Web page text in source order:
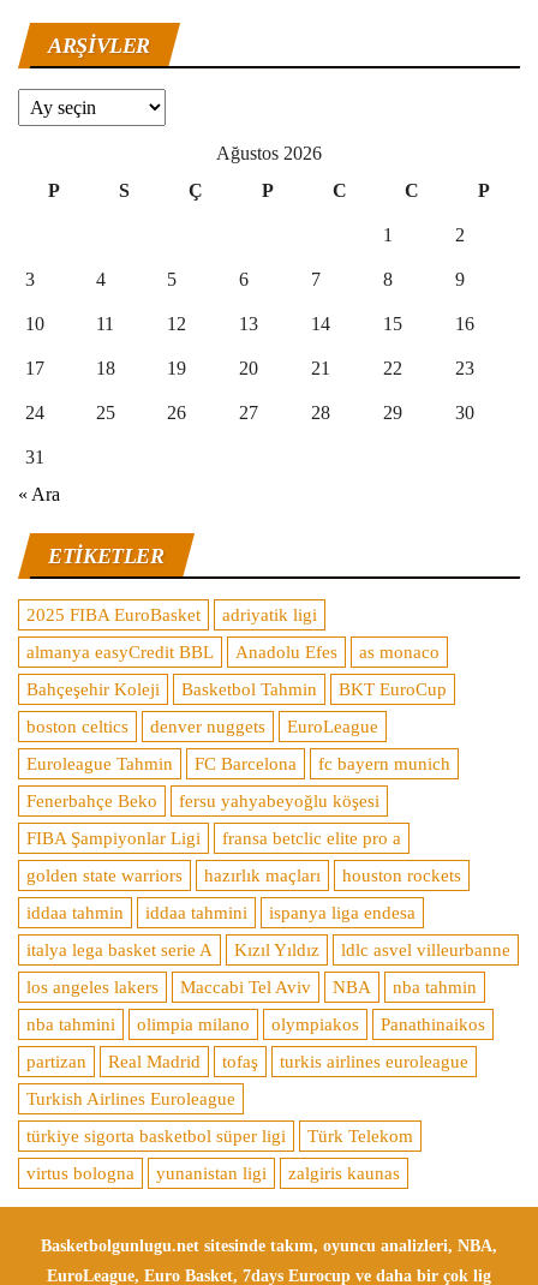
ARŞIVLER
Arşivler
Ağustos 2026
P
S Ç P C C P
1 2
3 4 5 6 7 8 9
10 11 12 13 14 15 16
17 18 19 20 21 22 23
24 25 26 27 28 29 30
31
« Ara
ETIKETLER
2025 FIBA EuroBasket
adriyatik ligi
almanya easyCredit BBL
Anadolu Efes
as monaco
Bahçeşehir Koleji
Basketbol Tahmin
BKT EuroCup
boston celtics
denver nuggets
EuroLeague
Euroleague Tahmin
FC Barcelona
fc bayern munich
Fenerbahçe Beko
fersu yahyabeyoğlu köşesi
FIBA Şampiyonlar Ligi
fransa betclic elite pro a
golden state warriors
hazırlık maçları
houston rockets
iddaa tahmin
iddaa tahmini
ispanya liga endesa
italya lega basket serie A
Kızıl Yıldız
ldlc asvel villeurbanne
los angeles lakers
Maccabi Tel Aviv NBA
nba tahmin
nba tahmini
olimpia milano olympiakos
Panathinaikos
partizan
Real Madrid tofaş
turkis airlines euroleague
Turkish Airlines Euroleague
türkiye sigorta basketbol süper ligi
Türk Telekom
virtus bologna
yunanistan ligi zalgiris kaunas
Basketbolgunlugu.net sitesinde takım, oyuncu analizleri, NBA,
EuroLeague, Euro Basket, 7days Eurocup ve daha bir çok lig